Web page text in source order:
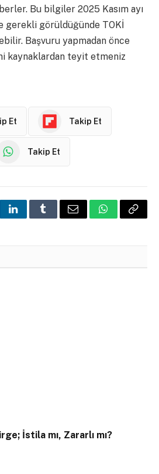
Bu bilgiler 2025 Kasım ayı
gerekli görüldüğünde TOKİ
Başvuru yapmadan önce
kaynaklardan teyit etmeniz
Et Takip Et
Takip Et
LinkedInTumblrEmail WhatsApp
Copy
İstila mı, Zararlı mı?